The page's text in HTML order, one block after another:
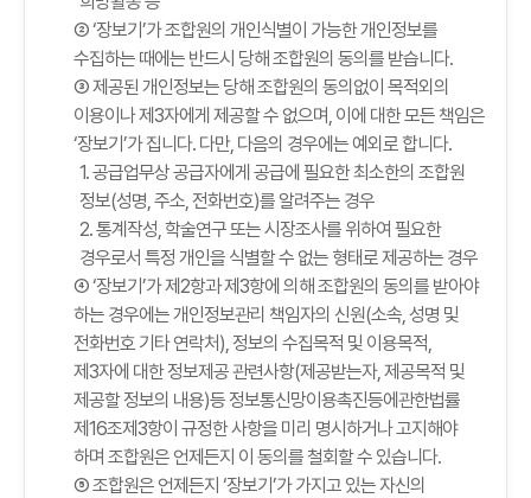
② ‘장보기’가 조합원의 개인식별이 가능한 개인정보를
수집하는 때에는 반드시 당해 조합원의 동의를 받습니다.
③ 제공된 개인정보는 당해 조합원의 동의없이 목적외의
이용이나 제3자에게 제공할 수 없으며, 이에 대한 모든 책임은
‘장보기’가 집니다. 다만, 다음의 경우에는 예외로 합니다.
1. 공급업무상 공급자에게 공급에 필요한 최소한의 조합원
정보(성명, 주소, 전화번호)를 알려주는 경우
2. 통계작성, 학술연구 또는 시장조사를 위하여 필요한
경우로서 특정 개인을 식별할 수 없는 형태로 제공하는 경우
④ ‘장보기’가 제2항과 제3항에 의해 조합원의 동의를 받아야
하는 경우에는 개인정보관리 책임자의 신원(소속, 성명 및
전화번호 기타 연락처), 정보의 수집목적 및 이용목적,
제3자에 대한 정보제공 관련사항(제공받는자, 제공목적 및
제공할 정보의 내용)등 정보통신망이용촉진등에관한법률
제16조제3항이 규정한 사항을 미리 명시하거나 고지해야
하며 조합원은 언제든지 이 동의를 철회할 수 있습니다.
⑤ 조합원은 언제든지 ‘장보기’가 가지고 있는 자신의